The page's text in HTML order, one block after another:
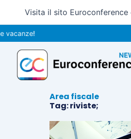
contenuto
Visita il sito
Area fiscale
Tag: riviste;